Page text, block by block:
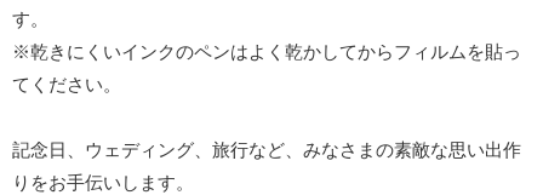
す。
※乾きにくいインクのペンはよく乾かしてからフィルムを貼っ
てください。
記念日、ウェディング、旅行など、みなさまの素敵な思い出作
りをお手伝いします。